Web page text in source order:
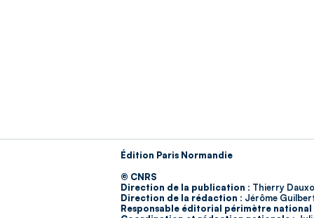
Édition Paris Normandie
© CNRS
Direction de la publication : Thierry
Direction de la rédaction : Jérôme
Responsable éditorial périmètre national